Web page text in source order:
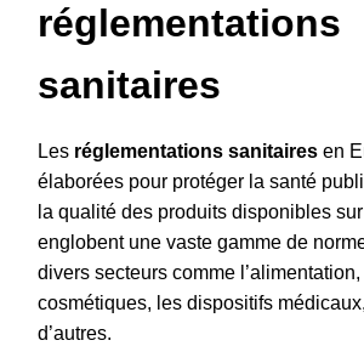
réglementations
sanitaires
Les réglementations sanitaires en
élaborées pour protéger la santé
la qualité des produits disponibles
englobent une vaste gamme de
divers secteurs comme
cosmétiques, les dispositifs
d’autres.